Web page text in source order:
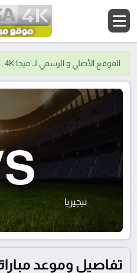
الموقع الأصلي و الرسمي لــ ميجا 4K , ولا يوجد لدينا موقع اخر.
نيجيريا
تفاصيل وموعد مباراة